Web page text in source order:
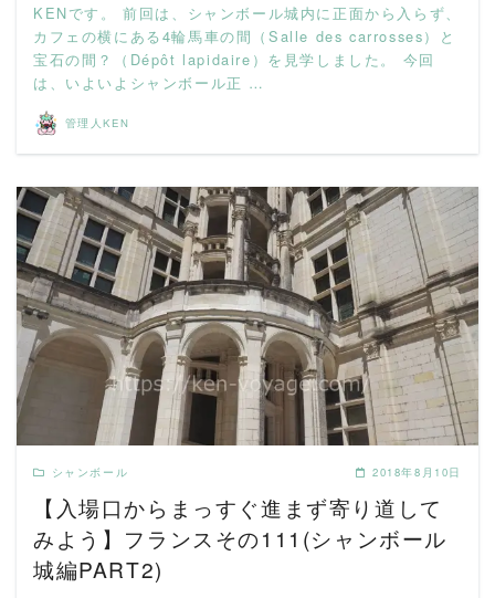
KENです。 前回は、シャンボール城内に正面から入らず、
カフェの横にある4輪馬車の間（Salle des carrosses）と
宝石の間？（Dépôt lapidaire）を見学しました。 今回
は、いよいよシャンボール正 …
管理人KEN
READ MORE
シャンボール 2018年8月10日
【入場口からまっすぐ進まず寄り道して
みよう】フランスその111(シャンボール
城編PART2)